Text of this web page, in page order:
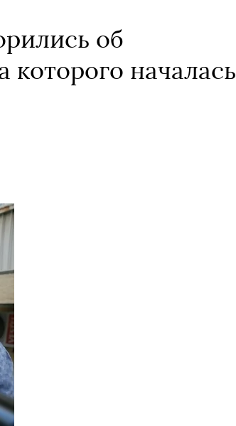
об
которого началась